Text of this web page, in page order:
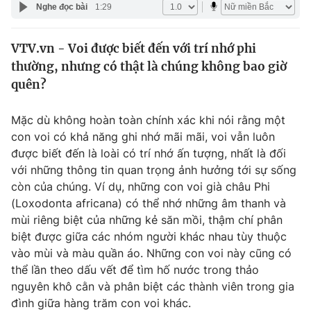
Y tế
Thế giới
Tin tức
Câu chuyện quốc tế
Kinh tế
Tài chính
Thị trường
Góc doanh nghiệp
Dữ liệu và đời sống
Truyền hình
Phim VTV
Hậu trường
Nhân vật
Khán giả
Giải sao mai
Giải trí
Điện ảnh
Âm nhạc
Sao
Đời sống
Du lịch
Làm đẹp
Giáo dục
Nghe đọc bài 1:29
VTV.vn - Voi được biết đến với trí nhớ phi
thường, nhưng có thật là chúng không bao giờ
quên?
Mặc dù không hoàn toàn chính xác khi nói rằng một
con voi có khả năng ghi nhớ mãi mãi, voi vẫn luôn
được biết đến là loài có trí nhớ ấn tượng, nhất là đối
với những thông tin quan trọng ảnh hưởng tới sự sống
còn của chúng. Ví dụ, những con voi già châu Phi
(Loxodonta africana) có thể nhớ những âm thanh và
mùi riêng biệt của những kẻ săn mồi, thậm chí phân
biệt được giữa các nhóm người khác nhau tùy thuộc
vào mùi và màu quần áo. Những con voi này cũng có
thể lần theo dấu vết để tìm hố nước trong thảo
nguyên khô cằn và phân biệt các thành viên trong gia
đình giữa hàng trăm con voi khác.